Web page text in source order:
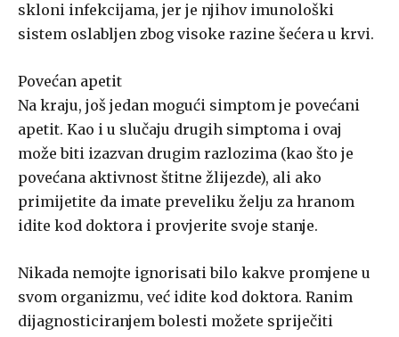
skloni infekcijama, jer je njihov imunološki
sistem oslabljen zbog visoke razine šećera u krvi.
Povećan apetit
Na kraju, još jedan mogući simptom je povećani
apetit. Kao i u slučaju drugih simptoma i ovaj
može biti izazvan drugim razlozima (kao što je
povećana aktivnost štitne žlijezde), ali ako
primijetite da imate preveliku želju za hranom
idite kod doktora i provjerite svoje stanje.
Nikada nemojte ignorisati bilo kakve promjene u
svom organizmu, već idite kod doktora. Ranim
dijagnosticiranjem bolesti možete spriječiti